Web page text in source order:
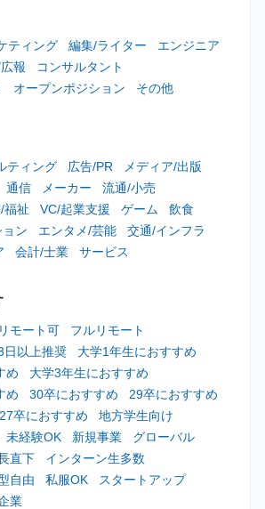
ティング 編集/ライター
エンジニア
報
コンサルタント
オープンポジション その他
ティング 広告/PR
メディア/出版
通信 メーカー
流通/小売
福祉 VC/起業支援 ゲーム
飲食
ン
エンタメ/芸能
交通/インフラ
会計/士業 サービス
モート可
フルリモート
日以上推奨
大学1年生におすすめ
め
大学3年生におすすめ
め
30卒におすすめ
29卒におすすめ
27卒におすすめ
地方学生向け
未経験OK 新規事業
グローバル
直下
インターン生多数
自由 私服OK
スタートアップ
業